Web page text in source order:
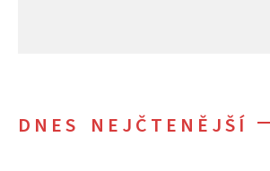
DNES NEJČTENĚJŠÍ